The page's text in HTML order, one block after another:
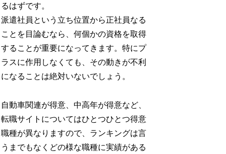
るはずです。
派遣社員という立ち位置から正社員なる
ことを目論むなら、何個かの資格を取得
することが重要になってきます。特にプ
ラスに作用しなくても、その動きが不利
になることは絶対いないでしょう。
自動車関連が得意、中高年が得意など、
転職サイトについてはひとつひとつ得意
職種が異なりますので、ランキングは言
うまでもなくどの様な職種に実績がある